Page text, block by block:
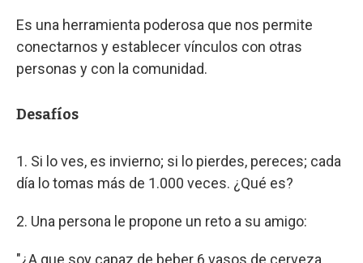
Es una herramienta poderosa que nos permite
conectarnos y establecer vínculos con otras
personas y con la comunidad.
Desafíos
1. Si lo ves, es invierno; si lo pierdes, pereces; cada
día lo tomas más de 1.000 veces. ¿Qué es?
2. Una persona le propone un reto a su amigo:
"¿A que soy capaz de beber 6 vasos de cerveza